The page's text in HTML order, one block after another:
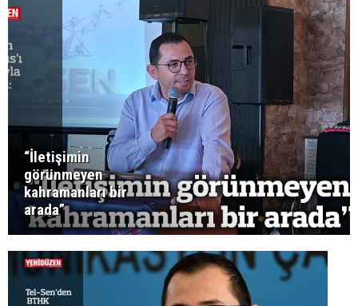
“İletişimin
görünmeyen
kahramanları bir
arada”